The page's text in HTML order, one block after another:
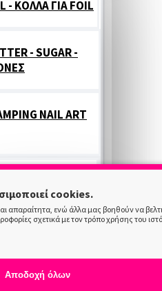
- ΚΟΛΛΑ ΓΙΑ FOIL
- SUGAR -
NAIL ART
COLOR
ΝΥΧΙΩΝ
cookies.
απαραίτητα, ενώ άλλα μας βοηθούν να
σχετικά με τον τρόπο χρήσης του
Αποδοχή όλων